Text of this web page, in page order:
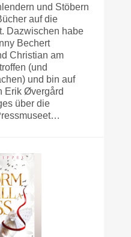
und Stöbern
auf die
Dazwischen habe
Bechert
Christian am
(und
und bin auf
Erik Øvergård
über die